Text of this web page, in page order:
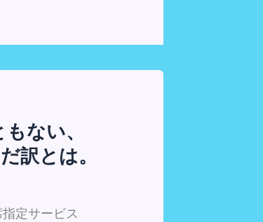
ない、
訳とは。
定サービス